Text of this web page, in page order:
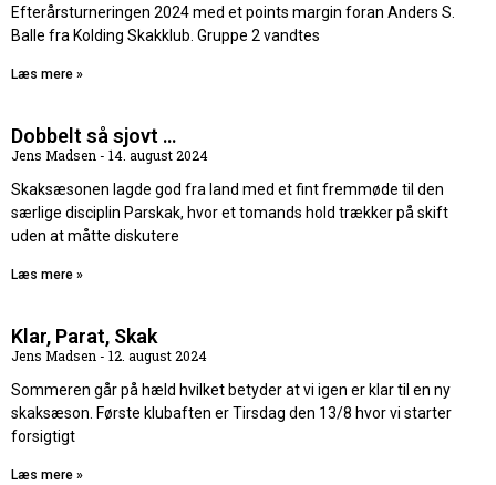
Efterårsturneringen 2024 med et points margin foran Anders S.
Balle fra Kolding Skakklub. Gruppe 2 vandtes
Læs mere »
Dobbelt så sjovt …
Jens Madsen
14. august 2024
Skaksæsonen lagde god fra land med et fint fremmøde til den
særlige disciplin Parskak, hvor et tomands hold trækker på skift
uden at måtte diskutere
Læs mere »
Klar, Parat, Skak
Jens Madsen
12. august 2024
Sommeren går på hæld hvilket betyder at vi igen er klar til en ny
skaksæson. Første klubaften er Tirsdag den 13/8 hvor vi starter
forsigtigt
Læs mere »